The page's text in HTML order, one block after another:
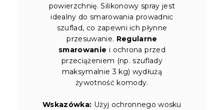
powierzchnię. Silikonowy spray jest
idealny do smarowania prowadnic
szuflad, co zapewni ich płynne
przesuwanie. Regularne
smarowanie i ochrona przed
przeciążeniem (np. szuflady
maksymalnie 3 kg) wydłużą
żywotność komody.
Wskazówka: Użyj ochronnego wosku